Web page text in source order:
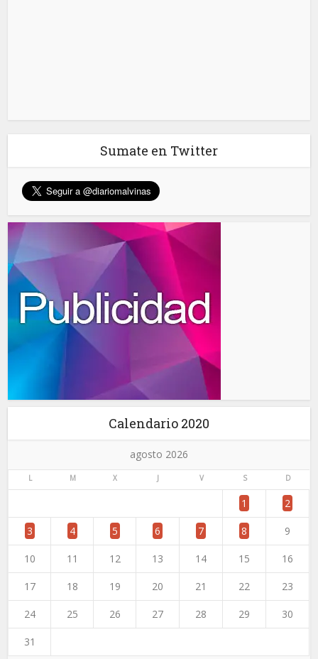
Sumate en Twitter
Calendario 2020
agosto 2026
L M X J V S D
1 2
3 4 5 6 7 8 9
10 11 12 13 14 15 16
17 18 19 20 21 22 23
24 25 26 27 28 29 30
31